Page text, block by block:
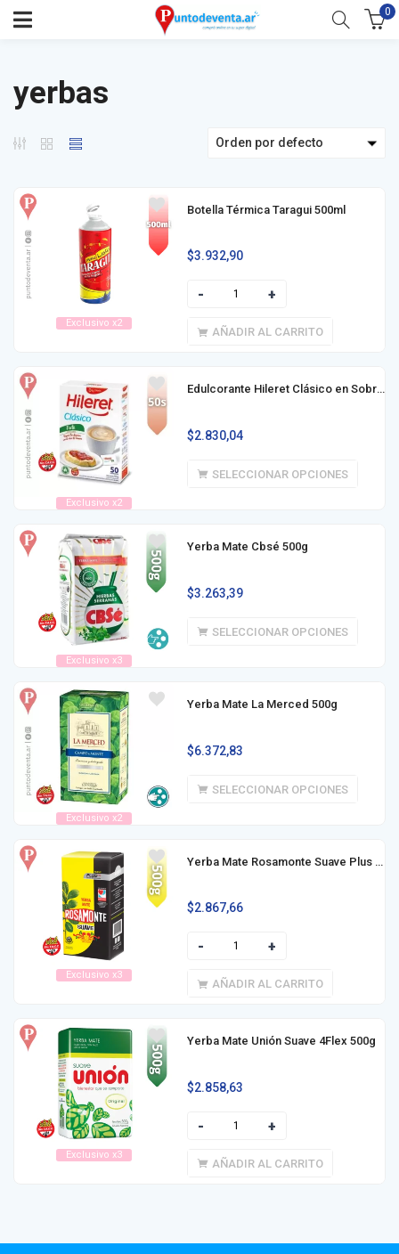
0
yerbas
Orden por defecto
Exclusivo x2
Botella Térmica Taragui 500ml
$3.932,90
AÑADIR AL CARRITO
Exclusivo x2
Edulcorante Hileret Clásico en Sobre 50u / 100u
$2.830,04
SELECCIONAR OPCIONES
Exclusivo x3
Yerba Mate Cbsé 500g
$3.263,39
SELECCIONAR OPCIONES
Exclusivo x2
Yerba Mate La Merced 500g
$6.372,83
SELECCIONAR OPCIONES
Exclusivo x3
Yerba Mate Rosamonte Suave Plus 500g
$2.867,66
AÑADIR AL CARRITO
Exclusivo x3
Yerba Mate Unión Suave 4Flex 500g
$2.858,63
AÑADIR AL CARRITO